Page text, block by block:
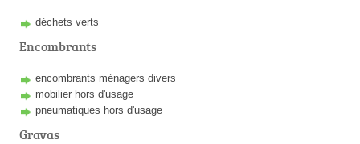
déchets verts
Encombrants
encombrants ménagers divers
mobilier hors d'usage
pneumatiques hors d'usage
Gravas